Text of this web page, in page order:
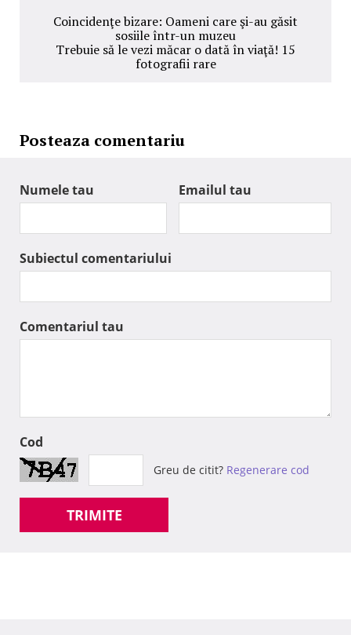
Coincidenţe bizare: Oameni care şi-au găsit
sosiile într-un muzeu
Trebuie să le vezi măcar o dată în viaţă! 15
fotografii rare
Posteaza comentariu
Numele tau Emailul tau
Subiectul comentariului
Comentariul tau
Cod
Greu de citit? Regenerare cod
TRIMITE